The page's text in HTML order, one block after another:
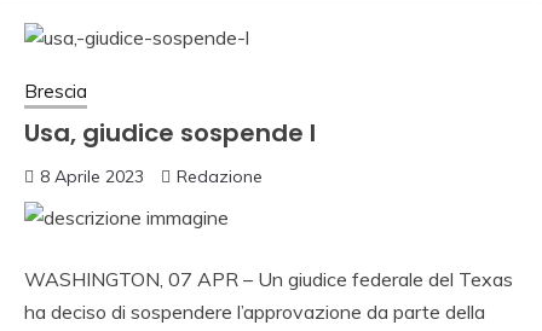
Brescia
Usa, giudice sospende l
8 Aprile 2023 Redazione
WASHINGTON, 07 APR – Un giudice federale del Texas
ha deciso di sospendere l’approvazione da parte della